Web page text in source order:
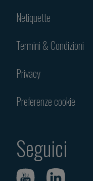
Netiquette
Termini & Condizioni
Privacy
Preferenze cookie
Seguici